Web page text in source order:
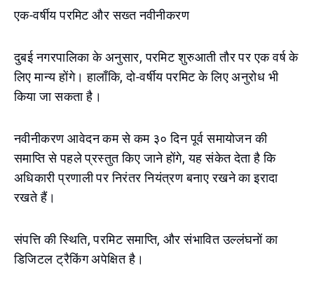
एक-वर्षीय परमिट और सख्त नवीनीकरण
दुबई नगरपालिका के अनुसार, परमिट शुरुआती तौर पर एक वर्ष के
लिए मान्य होंगे। हालाँकि, दो-वर्षीय परमिट के लिए अनुरोध भी
किया जा सकता है।
नवीनीकरण आवेदन कम से कम ३० दिन पूर्व समायोजन की
समाप्ति से पहले प्रस्तुत किए जाने होंगे, यह संकेत देता है कि
अधिकारी प्रणाली पर निरंतर नियंत्रण बनाए रखने का इरादा
रखते हैं।
संपत्ति की स्थिति, परमिट समाप्ति, और संभावित उल्लंघनों का
डिजिटल ट्रैकिंग अपेक्षित है।